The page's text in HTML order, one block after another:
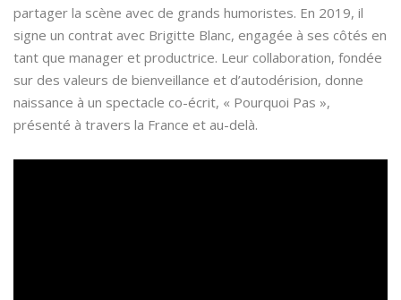
partager la scène avec de grands humoristes. En 2019, il
signe un contrat avec Brigitte Blanc, engagée à ses côtés en
tant que manager et productrice. Leur collaboration, fondée
sur des valeurs de bienveillance et d’autodérision, donne
naissance à un spectacle co-écrit, « Pourquoi Pas »,
présenté à travers la France et au-delà.